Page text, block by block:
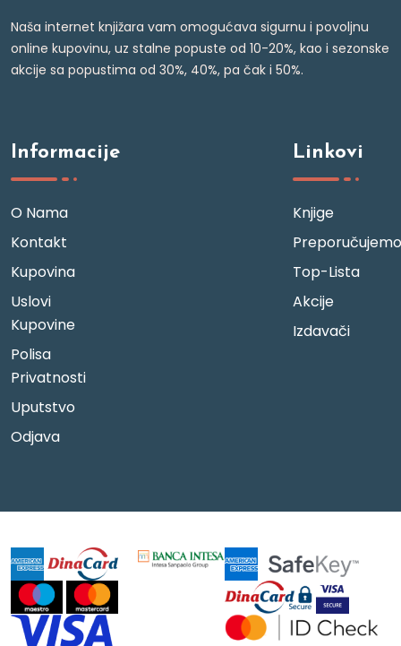
Naša internet knjižara vam omogućava sigurnu i povoljnu
online kupovinu, uz stalne popuste od 10-20%, kao i sezonske
akcije sa popustima od 30%, 40%, pa čak i 50%.
Informacije
O Nama
Kontakt
Kupovina
Uslovi
Kupovine
Polisa
Privatnosti
Uputstvo
Odjava
Linkovi
Knjige
Preporučujemo
Top-Lista
Akcije
Izdavači